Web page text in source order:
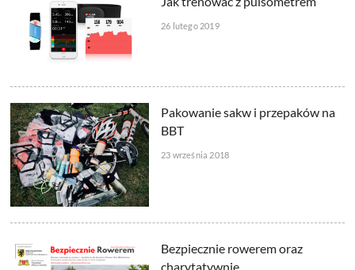
26 lutego 2019
Pakowanie sakw i przepaków na
BBT
23 września 2018
Bezpiecznie rowerem oraz
charytatywnie